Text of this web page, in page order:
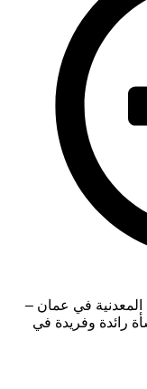
المعدنية في عمان –
رائدة وفريدة في